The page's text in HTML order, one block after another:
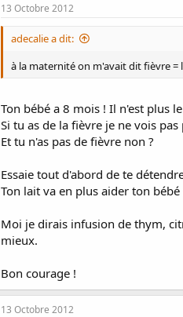
13 Octobre 2012
adecalie a dit:
à la maternité on m'avait dit fièvre
Ton bébé a 8 mois ! Il n'est plus
Si tu as de la fièvre je ne vois
Et tu n'as pas de fièvre non ?
Essaie tout d'abord de te
Ton lait va en plus aider ton
Moi je dirais infusion de thym,
mieux.
Bon courage !
13 Octobre 2012